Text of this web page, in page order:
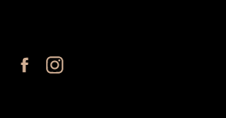
FacebookInstagram